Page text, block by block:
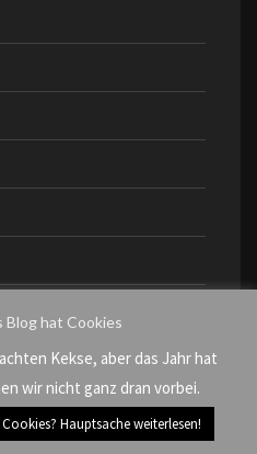
Blog hat Cookies
Kekse, aber das Jahr hat
wir nicht ganz dran vorbei.
Cookies? Hauptsache weiterlesen!